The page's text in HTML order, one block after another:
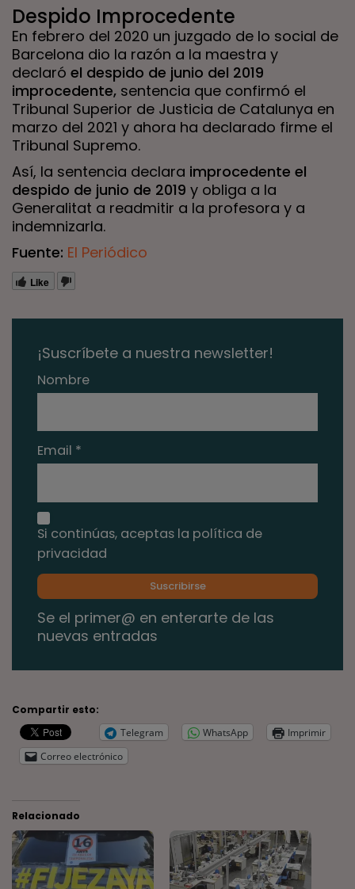
Despido Improcedente
En febrero del 2020 un juzgado de lo social de
Barcelona dio la razón a la maestra y
declaró el despido de junio del 2019
improcedente, sentencia que confirmó el
Tribunal Superior de Justicia de Catalunya en
marzo del 2021 y ahora ha declarado firme el
Tribunal Supremo.
Así, la sentencia declara improcedente el
despido de junio de 2019 y obliga a la
Generalitat a readmitir a la profesora y a
indemnizarla.
Fuente: El Periódico
Like
¡Suscríbete a nuestra newsletter!
Nombre
Email *
Si continúas, aceptas la política de
privacidad
Se el primer@ en enterarte de las
nuevas entradas
Compartir esto:
Telegram
WhatsApp
Imprimir
Correo electrónico
Relacionado